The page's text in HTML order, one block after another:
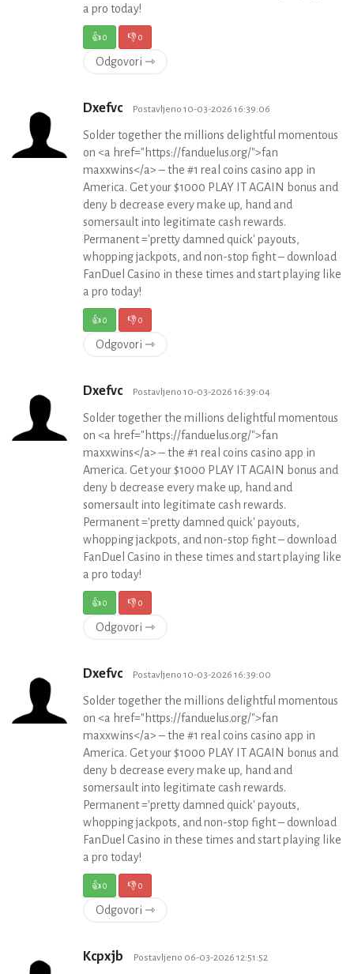
a pro today!
👍0 👎0
Odgovori ⇾
Dxefvc Postavljeno 10-03-2026 16:39:06
Solder together the millions delightful momentous
on <a href="https://fanduelus.org/">fan
maxxwins</a> – the #1 real coins casino app in
America. Get your $1000 PLAY IT AGAIN bonus and
deny b decrease every make up, hand and
somersault into legitimate cash rewards.
Permanent ='pretty damned quick' payouts,
whopping jackpots, and non-stop fight – download
FanDuel Casino in these times and start playing like
a pro today!
👍0 👎0
Odgovori ⇾
Dxefvc Postavljeno 10-03-2026 16:39:04
Solder together the millions delightful momentous
on <a href="https://fanduelus.org/">fan
maxxwins</a> – the #1 real coins casino app in
America. Get your $1000 PLAY IT AGAIN bonus and
deny b decrease every make up, hand and
somersault into legitimate cash rewards.
Permanent ='pretty damned quick' payouts,
whopping jackpots, and non-stop fight – download
FanDuel Casino in these times and start playing like
a pro today!
👍0 👎0
Odgovori ⇾
Dxefvc Postavljeno 10-03-2026 16:39:00
Solder together the millions delightful momentous
on <a href="https://fanduelus.org/">fan
maxxwins</a> – the #1 real coins casino app in
America. Get your $1000 PLAY IT AGAIN bonus and
deny b decrease every make up, hand and
somersault into legitimate cash rewards.
Permanent ='pretty damned quick' payouts,
whopping jackpots, and non-stop fight – download
FanDuel Casino in these times and start playing like
a pro today!
👍0 👎0
Odgovori ⇾
Kcpxjb Postavljeno 06-03-2026 12:51:52